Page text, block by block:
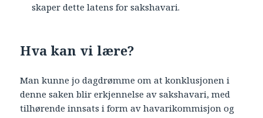
skaper dette latens for sakshavari.
Hva kan vi lære?
Man kunne jo dagdrømme om at konklusjonen i
denne saken blir erkjennelse av sakshavari, med
tilhørende innsats i form av havarikommisjon og